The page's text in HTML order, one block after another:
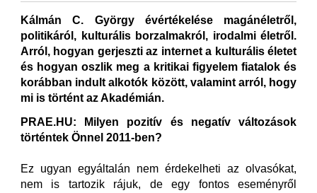
Kálmán C. György évértékelése magánéletről,
politikáról, kulturális borzalmakról, irodalmi életről.
Arról, hogyan gerjeszti az internet a kulturális életet
és hogyan oszlik meg a kritikai figyelem fiatalok és
korábban indult alkotók között, valamint arról, hogy
mi is történt az Akadémián.
PRAE.HU: Milyen pozitív és negatív változások
történtek Önnel 2011-ben?
Ez ugyan egyáltalán nem érdekelheti az olvasókat,
nem is tartozik rájuk, de egy fontos eseményről